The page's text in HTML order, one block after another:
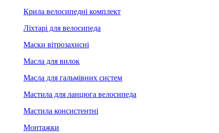
Крила велосипедні комплект
Ліхтарі для велосипеда
Маски вітрозахисні
Масла для вилок
Масла для гальмівних систем
Мастила для ланцюга велосипеда
Мастила консистентні
Монтажки